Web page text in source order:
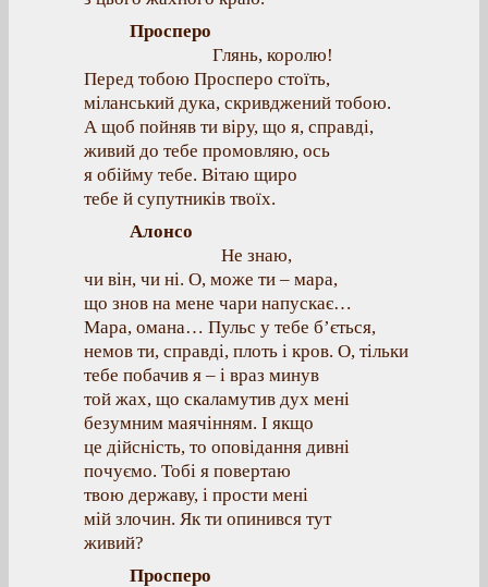
Просперо
Глянь, королю!
Перед тобою Просперо стоїть,
міланський дука, скривджений тобою.
А щоб пойняв ти віру, що я, справді,
живий до тебе промовляю, ось
я обійму тебе. Вітаю щиро
тебе й супутників твоїх.
Алонсо
Не знаю,
чи він, чи ні. О, може ти – мара,
що знов на мене чари напускає…
Мара, омана… Пульс у тебе б’ється,
немов ти, справді, плоть і кров. О, тільки
тебе побачив я – і враз минув
той жах, що скаламутив дух мені
безумним маячінням. І якщо
це дійсність, то оповідання дивні
почуємо. Тобі я повертаю
твою державу, і прости мені
мій злочин. Як ти опинився тут
живий?
Просперо